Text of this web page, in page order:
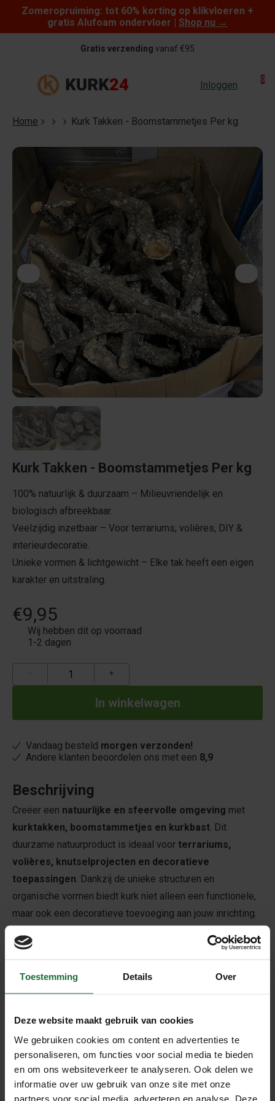
Toestemming Details Over
Deze website maakt gebruik van cookies
We gebruiken cookies om content en advertenties te
personaliseren, om functies voor social media te bieden
en om ons websiteverkeer te analyseren. Ook delen we
informatie over uw gebruik van onze site met onze
partners voor social media, adverteren en analyse. Deze
Skip to content
Zomeropruiming: tot 60% korting op klikvloeren +
gratis Alufoam ondervloer | Shop nu →
Gratis verzending vanaf €95
Inloggen 0
Home Kurk Takken - Boomstammetjes Per kg
Kurk Takken - Boomstammetjes Per kg
100% natuurlijk & duurzaam – Milieuvriendelijk en
biologisch afbreekbaar.
Veelzijdig inzetbaar – Voor terrariums, volières, DIY &
interieurdecoratie.
Unieke vormen & lichtgewicht – Elke tak heeft een eigen
karakter en uitstraling.
€9,95
Wij hebben dit op voorraad
1-2 dagen
+
Vandaag besteld morgen verzonden!
Andere klanten beoordelen ons met een 8,9
Beschrijving
Creëer een natuurlijke en sfeervolle omgeving met
kurktakken, boomstammetjes en kurkbast. Dit
duurzame natuurproduct is ideaal voor terrariums,
volières, knutselprojecten en decoratieve
toepassingen. Dankzij de unieke structuren en
organische vormen biedt kurk niet alleen een functionele,
maar ook een decoratieve toevoeging aan jouw inrichting.
Waarom Kiezen voor Kurktakken &
Boomstammetjes?
zonder zware belasting op oppervlakken.
✔Vochtbestendig & Schimmelwerend– Ideaal voor
zowel droge als vochtige omgevingen.
✔Unieke Organische Vormgeving– Geen twee
stukken zijn hetzelfde, wat zorgt voor een unieke